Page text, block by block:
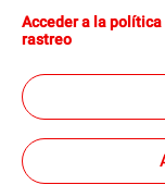
Blog
ELF, la
botón «Gérer mes
clic en el botón
refuse»
cookies técnicas
correcto
información,
Acceder a la
rastreo